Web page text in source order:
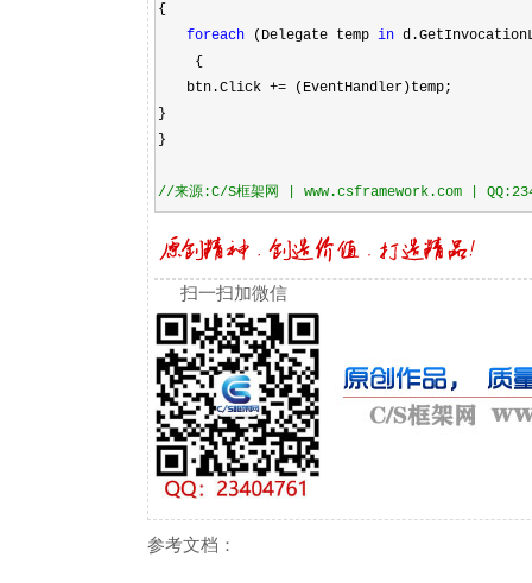
{
foreach (Delegate temp in
{
btn.Click += (EventHandler)temp;
}
}
//来源:C/S框架网 | www.csframework.com |
扫一扫加微信
参考文档：